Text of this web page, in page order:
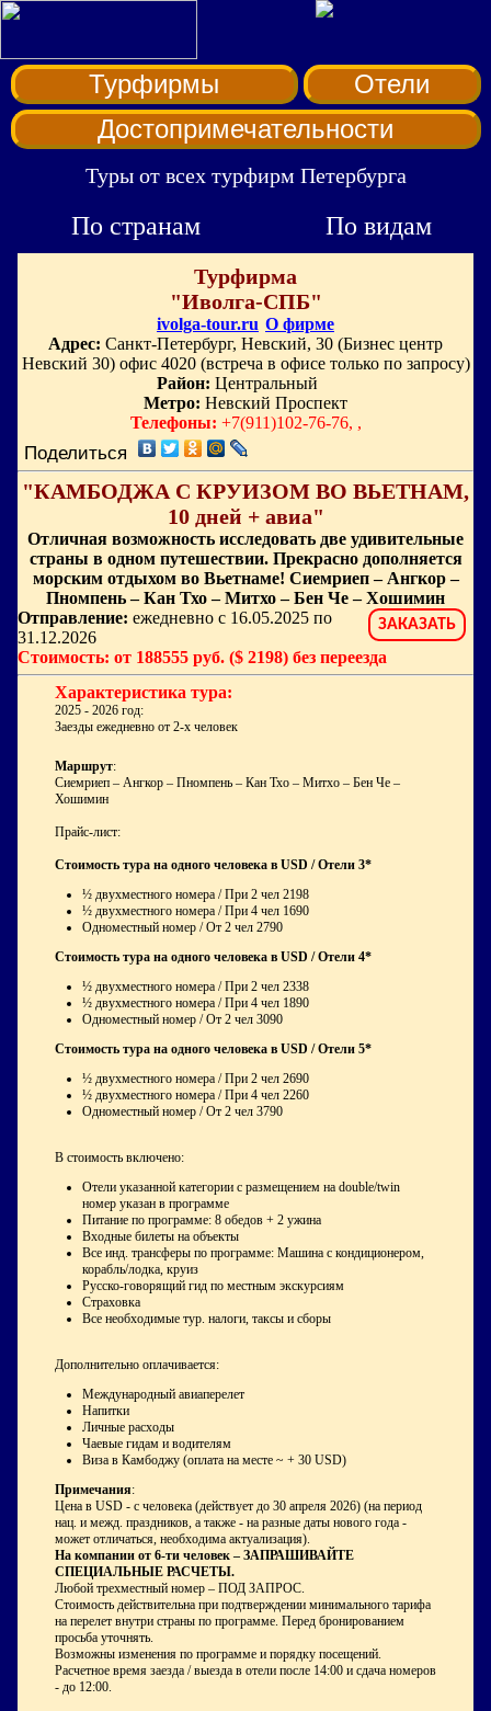
Турфирмы
Отели
Достопримечательности
Туры от всех турфирм Петербурга
По странам По видам
Турфирма
"Иволга-СПБ"
ivolga-tour.ru О фирме
Адрес: Санкт-Петербург, Невский, 30 (Бизнес центр
Невский 30) офис 4020 (встреча в офисе только по запросу)
Район: Центральный
Метро: Невский Проспект
Телефоны: +7(911)102-76-76, ,
Поделиться
"КАМБОДЖА С КРУИЗОМ ВО ВЬЕТНАМ,
10 дней + авиа"
Отличная возможность исследовать две удивительные
страны в одном путешествии. Прекрасно дополняется
морским отдыхом во Вьетнаме! Сиемриеп – Ангкор –
Пномпень – Кан Тхо – Митхо – Бен Че – Хошимин
ЗАКАЗАТЬ
Отправление: ежедневно с 16.05.2025 по
31.12.2026
Стоимость: от 188555 руб. ($ 2198) без переезда
Характеристика тура:
2025 - 2026 год:
Заезды ежедневно от 2-х человек
Маршрут:
Сиемриеп – Ангкор – Пномпень – Кан Тхо – Митхо – Бен Че –
Хошимин
Прайс-лист:
Стоимость тура на одного человека в USD / Отели 3*
½ двухместного номера / При 2 чел 2198
½ двухместного номера / При 4 чел 1690
Одноместный номер / От 2 чел 2790
Стоимость тура на одного человека в USD / Отели 4*
½ двухместного номера / При 2 чел 2338
½ двухместного номера / При 4 чел 1890
Одноместный номер / От 2 чел 3090
Стоимость тура на одного человека в USD / Отели 5*
½ двухместного номера / При 2 чел 2690
½ двухместного номера / При 4 чел 2260
Одноместный номер / От 2 чел 3790
В стоимость включено:
Отели указанной категории с размещением на double/twin
номер указан в программе
Питание по программе: 8 обедов + 2 ужина
Входные билеты на объекты
Все инд. трансферы по программе: Машина c кондиционером,
корабль/лодка, круиз
Русско-говорящий гид по местным экскурсиям
Страховка
Все необходимые тур. налоги, таксы и сборы
Дополнительно оплачивается:
Международный авиаперелет
Напитки
Личные расходы
Чаевые гидам и водителям
Виза в Камбоджу (оплата на месте ~ + 30 USD)
Примечания:
Цена в USD - с человека (действует до 30 апреля 2026) (на период
нац. и межд. праздников, а также - на разные даты нового года -
может отличаться, необходима актуализация).
На компании от 6-ти человек – ЗАПРАШИВАЙТЕ
СПЕЦИАЛЬНЫЕ РАСЧЕТЫ.
Любой трехместный номер – ПОД ЗАПРОС.
Стоимость действительна при подтверждении минимального тарифа
на перелет внутри страны по программе. Перед бронированием
просьба уточнять.
Возможны изменения по программе и порядку посещений.
Расчетное время заезда / выезда в отели после 14:00 и сдача номеров
- до 12:00.